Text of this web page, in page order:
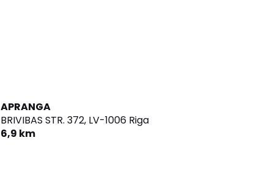
APRANGA
BRIVIBAS STR. 372, LV-1006 Riga
6,9 km